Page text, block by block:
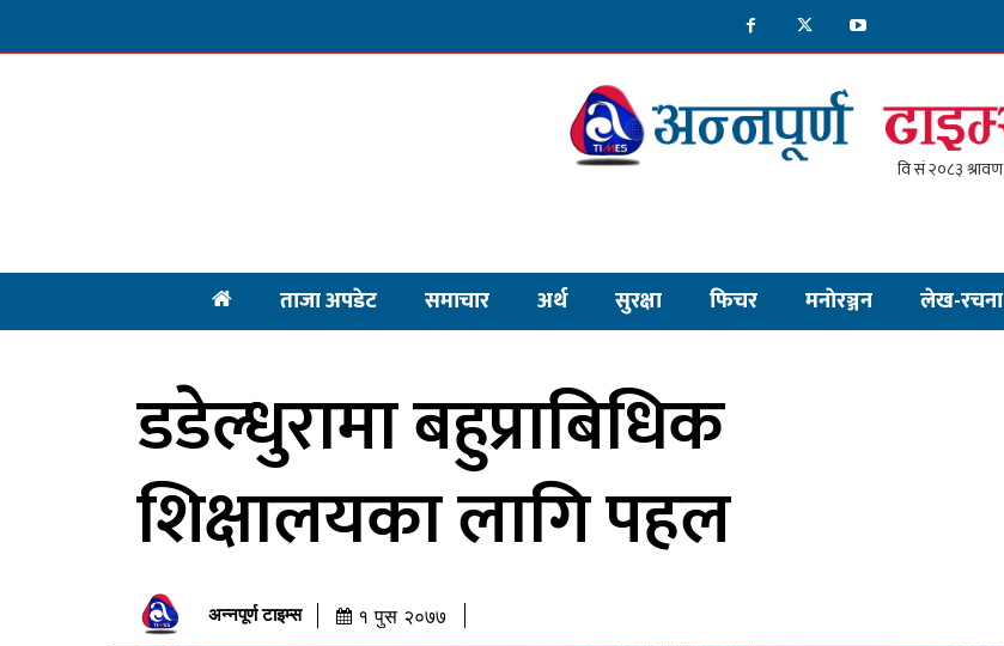
ताजा अपडेट समाचार अर्थ सुरक्षा फिचर मनाेरञ्जन लेख-रचना
डडेल्धुरामा बहुप्राबिधिक
शिक्षालयका लागि पहल
अन्नपूर्ण टाइम्स १ पुस २०७७